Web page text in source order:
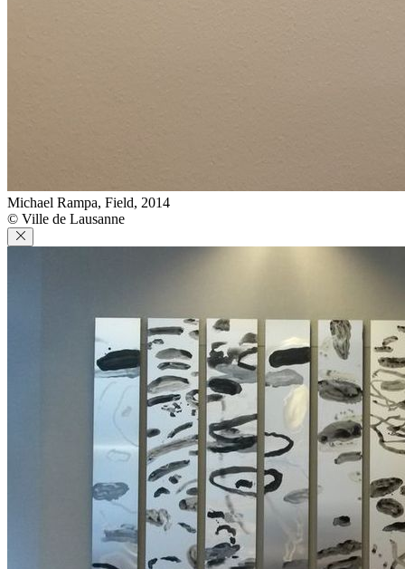
Michael Rampa, Field, 2014
© Ville de Lausanne